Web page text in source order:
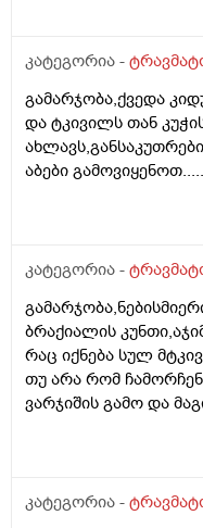
ფეხში იᲨვიაᲗად
ფწხბურᲗს ვᲗამაᲨობ
კატეგორია -
გამარჯობა,ქვედა
და ტკივილს თან
აბები
კატეგორია -
ბრაქიალის
რაც იქნება სულ
თუ არა რომ
ვარჯიშის გამო და
გადავწევ ძაან
მალე ვიღდგენ,რა
კატეგორია -